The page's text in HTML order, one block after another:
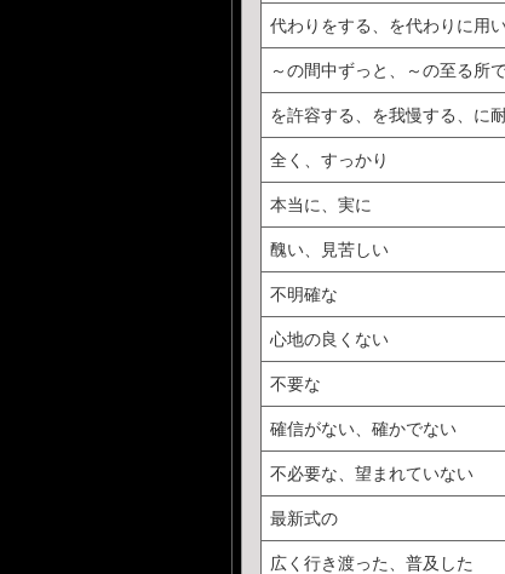
代わりをする、を代わりに用
～の間中ずっと、～の至る所
を許容する、を我慢する、に
全く、すっかり
本当に、実に
醜い、見苦しい
不明確な
心地の良くない
不要な
確信がない、確かでない
不必要な、望まれていない
最新式の
広く行き渡った、普及した